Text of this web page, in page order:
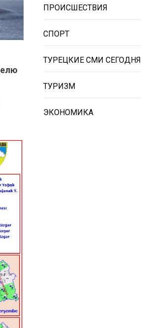
ПРОИСШЕСТВИЯ
СПОРТ
ТУРЕЦКИЕ СМИ СЕГОДНЯ
ТУРИЗМ
ЭКОНОМИКА